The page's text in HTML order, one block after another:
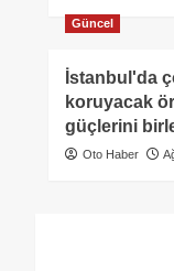
Güncel
İstanbul'da
koruyacak
güçlerini
Oto Haber